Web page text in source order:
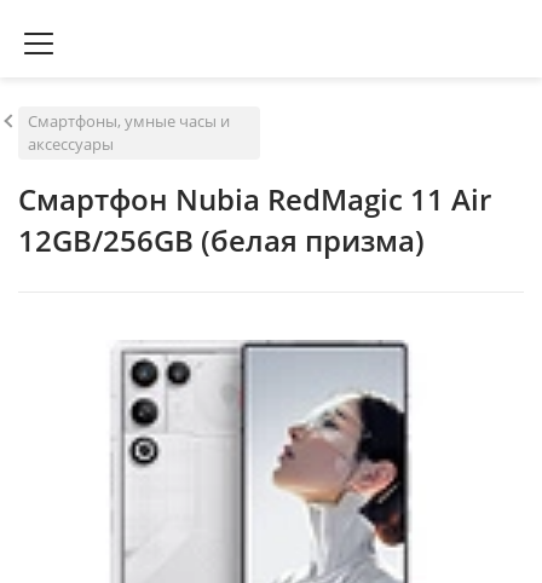
Смартфоны, умные часы и
аксессуары
Смартфон Nubia RedMagic 11 Air
12GB/256GB (белая призма)